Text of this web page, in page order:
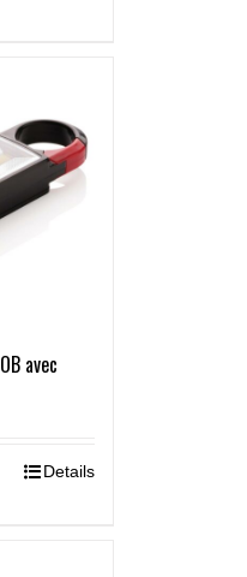
avec
Details